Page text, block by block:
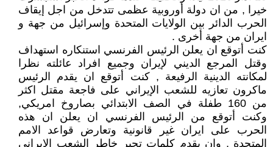
خيرا , من ان دولة أوروبية عظمى تتدخل من اجل إيقاف
الحرب الدائر بين الولايات المتحدة وإسرائيل من جهة و
ايران من جهة أخرى .
كنت أتوقع ان يعلن الرئيس الفرنسي استنكاره استهداف
وقتل المرجع الديني لإيران وجميع افراد عائلته نظرا
لمكانته الدينية الرفيعة , كنت أتوقع ان يقدم الرئيس
ماكرون تعازيه للشعب الإيراني على فاجعة مقتل اكثر
من 160 طفلة في الصف الابتدائي بصاروخ امريكي,
وكنت أتوقع من الرئيس الفرنسي ان يعلن ان هذه
الحرب على ايران غير قانونية وتعارض قواعد الامم
المتحدة , وان يقدم كلمات تجبر خاطر الشعب الإيراني